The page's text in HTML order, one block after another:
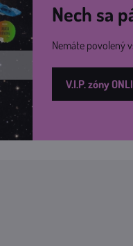
Nech sa
Nemáte povolený
V.I.P. zóny